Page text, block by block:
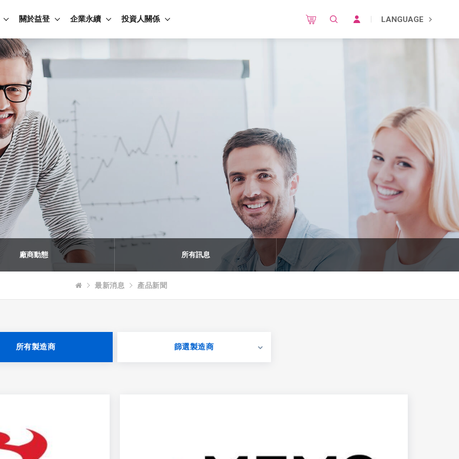
關於益登 企業永續 投資人關係 LANGUAGE
廠商動態 所有訊息
最新消息 產品新聞
所有製造商 篩選製造商